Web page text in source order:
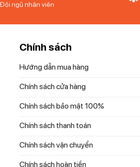
Đội ngũ nhân viên
Chính sách
Hướng dẫn mua hàng
Chính sách cửa hàng
Chính sách bảo mật 100%
Chính sách thanh toán
Chính sách vận chuyển
Chính sách hoàn tiền